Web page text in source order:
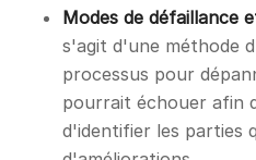
Modes de défaillance
s'agit d'une méthode
processus pour
pourrait échouer afin
d'identifier les parties